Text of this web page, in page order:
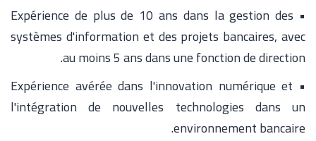
• Expérience de plus de 10 ans dans la gestion des
systèmes d'information et des projets bancaires, avec
au moins 5 ans dans une fonction de direction.
• Expérience avérée dans l'innovation numérique et
l'intégration de nouvelles technologies dans un
environnement bancaire.